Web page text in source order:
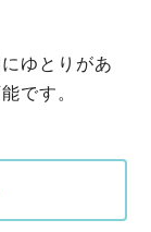
ゆとりがあ
です。